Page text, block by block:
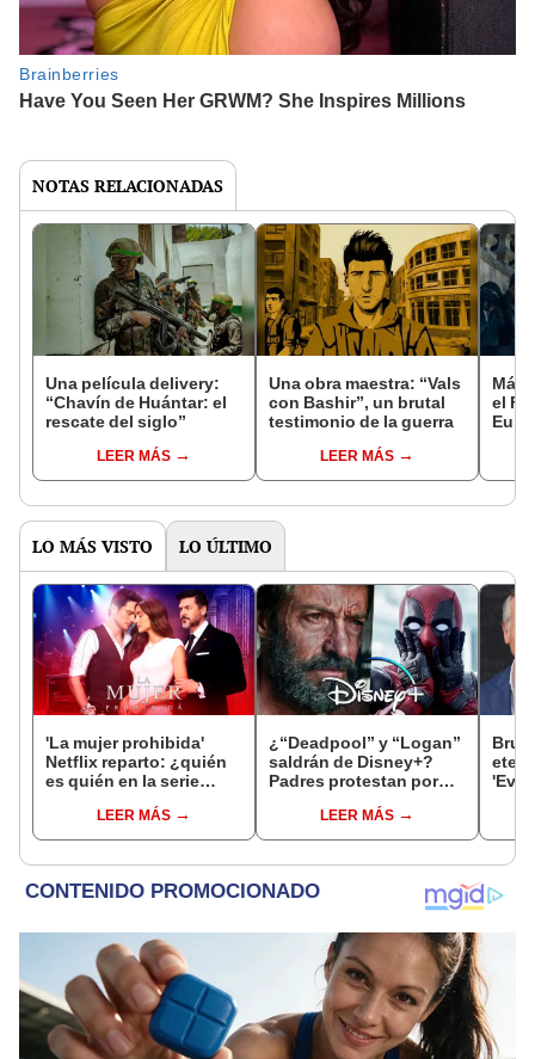
NOTAS RELACIONADAS
Una película delivery:
“Chavín de Huántar: el
rescate del siglo”
LEER MÁS
Una obra maestra: “Vals
con Bashir”, un brutal
testimonio de la guerra
LEER MÁS
Más
el
LO MÁS VISTO LO ÚLTIMO
'La mujer prohibida'
Netflix reparto: ¿quién
es quién en la serie
protagonizada por
Valerie Domínguez?
LEER MÁS
¿“Deadpool” y “Logan”
saldrán de Disney+?
Padres protestan por
clasificación para
adultos
LEER MÁS
'Evil